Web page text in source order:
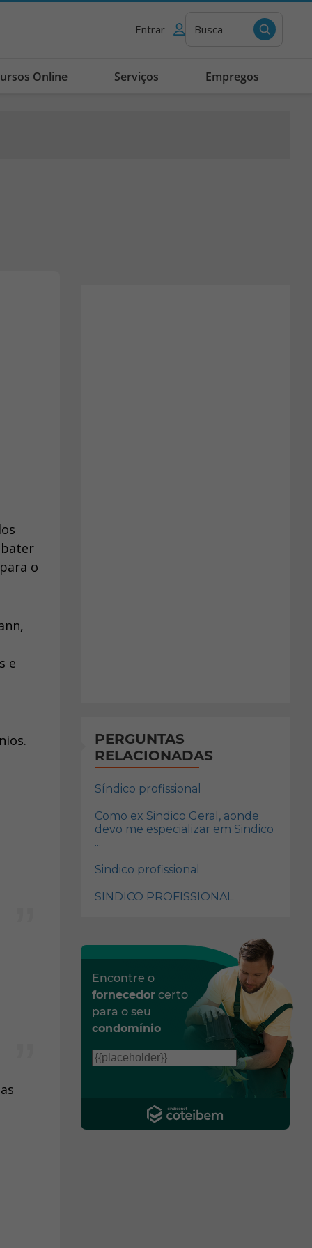
Entrar Busca
Online Serviços Empregos
o
e
PERGUNTAS
RELACIONADAS
Síndico profissional
Como ex Sindico Geral, aonde
devo me especializar em Sindico
...
Sindico profissional
SINDICO PROFISSIONAL
Encontre o
fornecedor certo
para o seu
condomínio